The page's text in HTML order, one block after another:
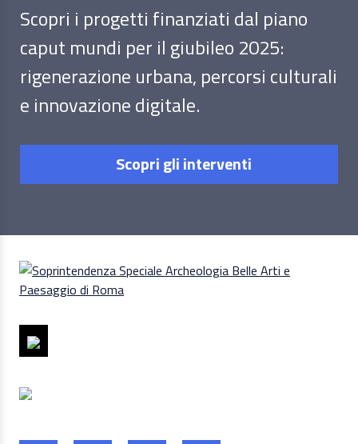
Scopri i progetti finanziati dal piano
caput mundi per il giubileo 2025:
rigenerazione urbana, percorsi culturali
e innovazione digitale.
Scopri gli interventi